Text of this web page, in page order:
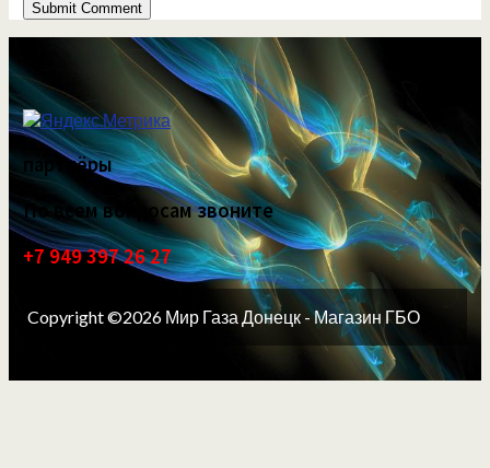
партнёры
По всем вопросам звоните
+7 949 397 26 27
Copyright ©2026 Мир Газа Донецк - Магазин ГБО